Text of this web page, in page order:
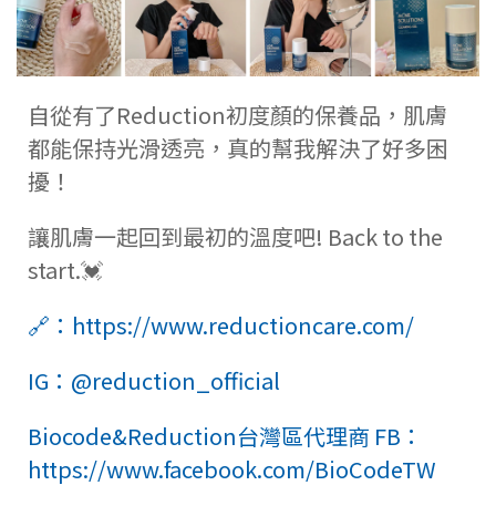
自從有了Reduction初度顏的保養品，肌膚
都能保持光滑透亮，真的幫我解決了好多困
擾！
讓肌膚一起回到最初的溫度吧! Back to the
start.💓
🔗：https://www.reductioncare.com/
IG：@reduction_official
Biocode&Reduction台灣區代理商 FB：
https://www.facebook.com/BioCodeTW